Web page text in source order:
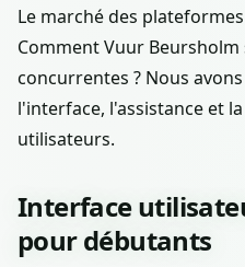
Le marché des
Comment Vuur Beursholm
concurrentes ? Nous
l'interface, l'assistance et
utilisateurs.
Interface
pour débutants